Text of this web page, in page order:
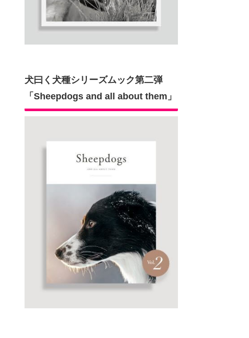
犬曰く犬種シリーズムック第二弾
「Sheepdogs and all about them」